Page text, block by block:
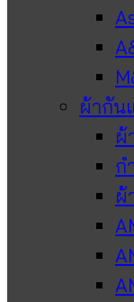
ผ้ากัน
ผ้
ก
ผ้